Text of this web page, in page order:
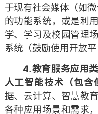
于现有社会媒体（如
的功能系统，或是利
学、学习及校园管理
系统（鼓励使用开放平
4.教育服务应用
人工智能技术（包含
据、云计算、智慧教
各种应用场景和需求